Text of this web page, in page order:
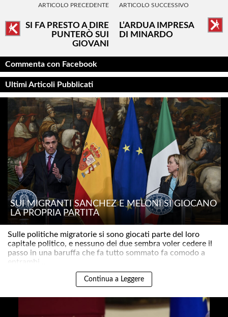
ARTICOLO PRECEDENTE
SI FA PRESTO A DIRE
PUNTERÒ SUI
GIOVANI
ARTICOLO SUCCESSIVO
L’ARDUA IMPRESA
DI MINARDO
Commenta con Facebook
Ultimi Articoli Pubblicati
SUI MIGRANTI SÁNCHEZ E MELONI SI GIOCANO
LA PROPRIA PARTITA
Sulle politiche migratorie si sono giocati parte del loro
capitale politico, e nessuno dei due sembra voler cedere il
passo in una baruffa che fa tutto sommato fa comodo a
entrambi ..
Continua a Leggere